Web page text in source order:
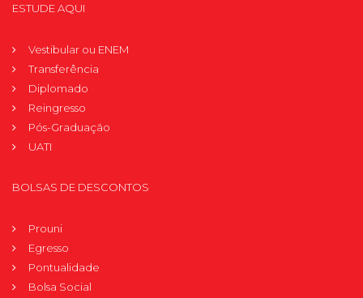
ESTUDE AQUI
Vestibular ou ENEM
Transferência
Diplomado
Reingresso
Pós-Graduação
UATI
BOLSAS DE DESCONTOS
Prouni
Egresso
Pontualidade
Bolsa Social